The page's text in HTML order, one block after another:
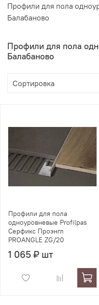
Профили для пола
Балабаново
Профили для пола
Балабаново
Профили для пола
одноуровневые Profilpas
Серфикс Проэнгл
PROANGLE ZG/20
1 065 ₽ шт